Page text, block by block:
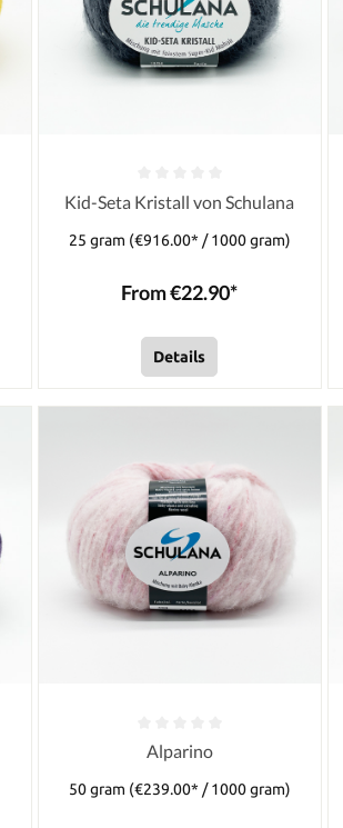
Kid-Seta Kristall von Schulana
25 gram (€916.00* / 1000 gram)
From €22.90*
Details
Alparino
50 gram (€239.00* / 1000 gram)